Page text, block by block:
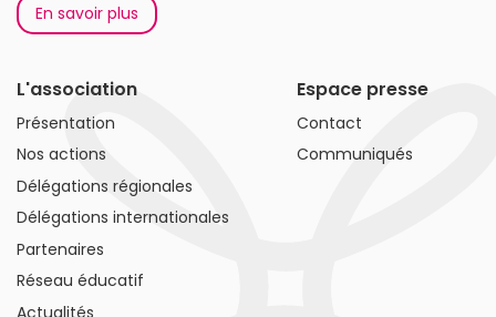
En savoir plus
L'association
Présentation
Nos actions
Délégations régionales
Délégations internationales
Partenaires
Réseau éducatif
Actualités
Espace presse
Contact
Communiqués